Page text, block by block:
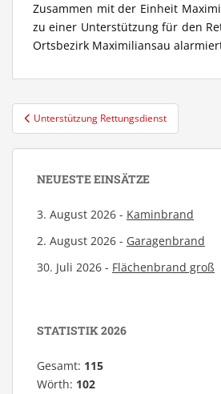
Zusammen mit der Einheit
zu einer Unterstützung für den
Ortsbezirk Maximiliansau
Beitragsnavigation
Unterstützung Rettungsdienst
NEUESTE EINSÄTZE
3. August 2026 - Kaminbrand
2. August 2026 - Garagenbrand
30. Juli 2026 - Flächenbrand groß
STATISTIK 2026
Gesamt: 115
Wörth: 102